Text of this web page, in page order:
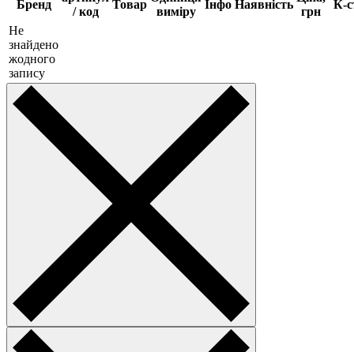
Бренд
/ код
Товар
виміру
Інфо Наявність
грн
К-
Не
знайдено
жодного
запису